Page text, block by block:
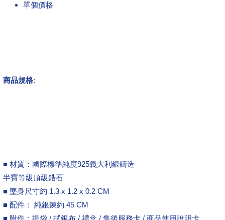
單個價格
商品規格:
■ 材質：國際標準純度925義大利銀鑄造
半寶等級頂級鋯石
■ 墜身尺寸約 1.3 x 1.2 x 0.2 CM
■ 配件： 純銀鍊約 45 CM
■ 附件：提袋 / 拭銀布 / 禮盒 / 售後服務卡 / 商品使用說明卡